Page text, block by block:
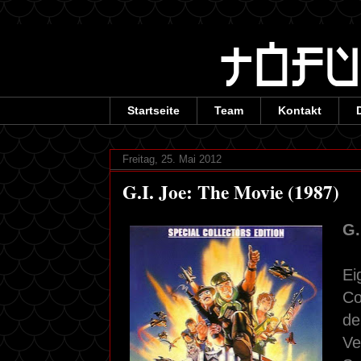
Startseite Team Kontakt
Freitag, 25. Mai 2012
G.I. Joe: The Movie (1987)